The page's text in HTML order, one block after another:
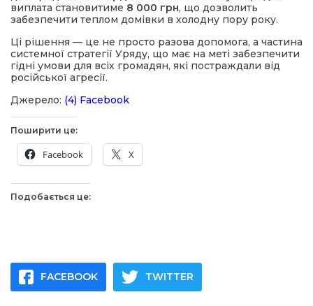
виплата становитиме 8 000 грн, що дозволить
забезпечити теплом домівки в холодну пору року.
Ці рішення — це не просто разова допомога, а частина
системної стратегії Уряду, що має на меті забезпечити
гідні умови для всіх громадян, які постраждали від
російської агресії.
Джерело: (4) Facebook
Поширити це:
Facebook X
Подобається це:
FACEBOOK TWITTER